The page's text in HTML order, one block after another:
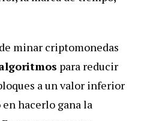
minar criptomonedas
para reducir
a un valor inferior
hacerlo gana la